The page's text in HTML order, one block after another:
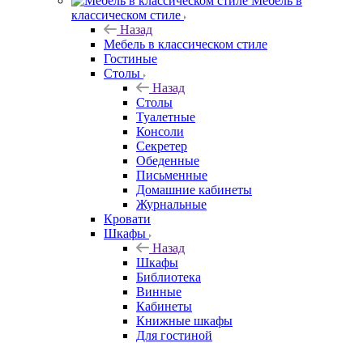
классическом стиле
Назад
Мебель в классическом стиле
Гостиные
Столы
Назад
Столы
Туалетные
Консоли
Секретер
Обеденные
Письменные
Домашние кабинеты
Журнальные
Кровати
Шкафы
Назад
Шкафы
Библиотека
Винные
Кабинеты
Книжные шкафы
Для гостиной